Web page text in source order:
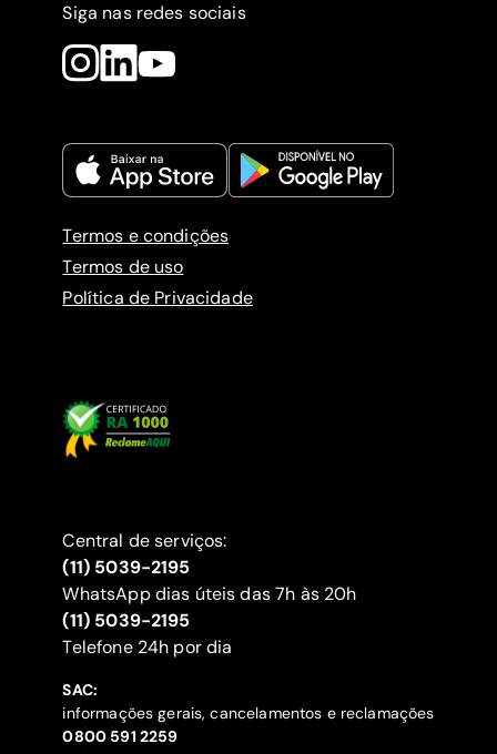
Siga nas redes sociais
Termos e condições
Termos de uso
Política de Privacidade
Central de serviços:
(11) 5039-2195
WhatsApp dias úteis das 7h às 20h
(11) 5039-2195
‍Telefone 24h por dia
SAC:
informações gerais, cancelamentos e reclamações
‍0800 591 2259